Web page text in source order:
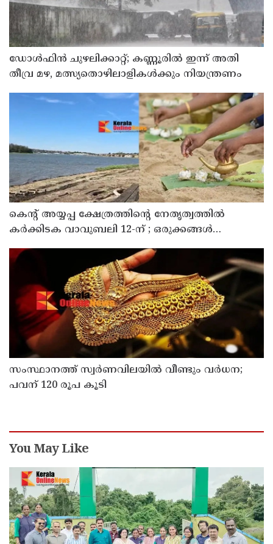
ഡോള്‍ഫിന്‍ ചുഴലിക്കാറ്റ്; കണ്ണൂരിൽ ഇന്ന് അതി
തീവ്ര മഴ, മത്സ്യതൊഴിലാളികൾക്കും നിയന്ത്രണം
കെന്റ് അയ്യപ്പ ക്ഷേത്രത്തിന്റെ നേതൃത്വത്തിൽ
കർക്കിടക വാവുബലി 12-ന് ; ഒരുക്കങ്ങൾ
സംസ്ഥാനത്ത് സ്വര്‍ണവിലയില്‍ വീണ്ടും വര്‍ധന;
പവന് 120 രൂപ കൂടി
You May Like